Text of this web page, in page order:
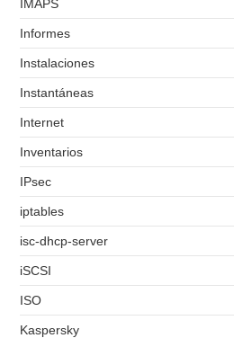
IMAPS
Informes
Instalaciones
Instantáneas
Internet
Inventarios
IPsec
iptables
isc-dhcp-server
iSCSI
ISO
Kaspersky